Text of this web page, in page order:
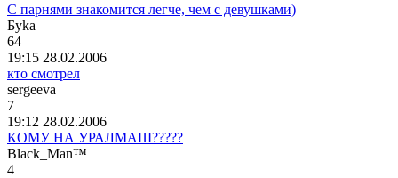
С парнями знакомится легче, чем с девушками)
Буkа
64
19:15 28.02.2006
кто смотрел
sergeeva
7
19:12 28.02.2006
КОМУ НА УРАЛМАШ?????
Black_Man™
4